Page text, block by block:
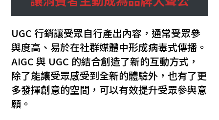
UGC 行銷讓受眾自行產出內容，通常受眾參
與度高、易於在社群媒體中形成病毒式傳播。
AIGC 與 UGC 的結合創造了新的互動方式，
除了能讓受眾感受到全新的體驗外，也有了更
多發揮創意的空間，可以有效提升受眾參與意
願。